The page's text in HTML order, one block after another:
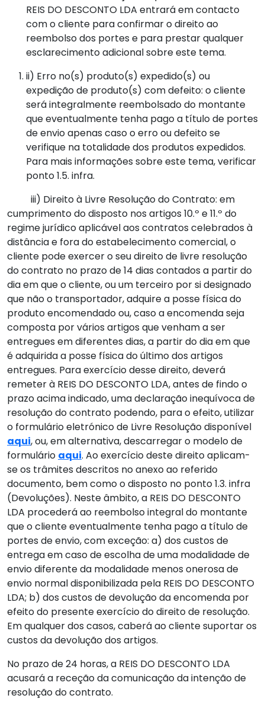
REIS DO DESCONTO LDA entrará em contacto
com o cliente para confirmar o direito ao
reembolso dos portes e para prestar qualquer
esclarecimento adicional sobre este tema.
ii) Erro no(s) produto(s) expedido(s) ou
expedição de produto(s) com defeito: o cliente
será integralmente reembolsado do montante
que eventualmente tenha pago a título de portes
de envio apenas caso o erro ou defeito se
verifique na totalidade dos produtos expedidos.
Para mais informações sobre este tema, verificar
ponto 1.5. infra.
iii) Direito à Livre Resolução do Contrato: em
cumprimento do disposto nos artigos 10.º e 11.º do
regime jurídico aplicável aos contratos celebrados à
distância e fora do estabelecimento comercial, o
cliente pode exercer o seu direito de livre resolução
do contrato no prazo de 14 dias contados a partir do
dia em que o cliente, ou um terceiro por si designado
que não o transportador, adquire a posse física do
produto encomendado ou, caso a encomenda seja
composta por vários artigos que venham a ser
entregues em diferentes dias, a partir do dia em que
é adquirida a posse física do último dos artigos
entregues. Para exercício desse direito, deverá
remeter à REIS DO DESCONTO LDA, antes de findo o
prazo acima indicado, uma declaração inequívoca de
resolução do contrato podendo, para o efeito, utilizar
o formulário eletrónico de Livre Resolução disponível
aqui, ou, em alternativa, descarregar o modelo de
formulário aqui. Ao exercício deste direito aplicam-
se os trâmites descritos no anexo ao referido
documento, bem como o disposto no ponto 1.3. infra
(Devoluções). Neste âmbito, a REIS DO DESCONTO
LDA procederá ao reembolso integral do montante
que o cliente eventualmente tenha pago a título de
portes de envio, com exceção: a) dos custos de
entrega em caso de escolha de uma modalidade de
envio diferente da modalidade menos onerosa de
envio normal disponibilizada pela REIS DO DESCONTO
LDA; b) dos custos de devolução da encomenda por
efeito do presente exercício do direito de resolução.
Em qualquer dos casos, caberá ao cliente suportar os
custos da devolução dos artigos.
No prazo de 24 horas, a REIS DO DESCONTO LDA
acusará a receção da comunicação da intenção de
resolução do contrato.